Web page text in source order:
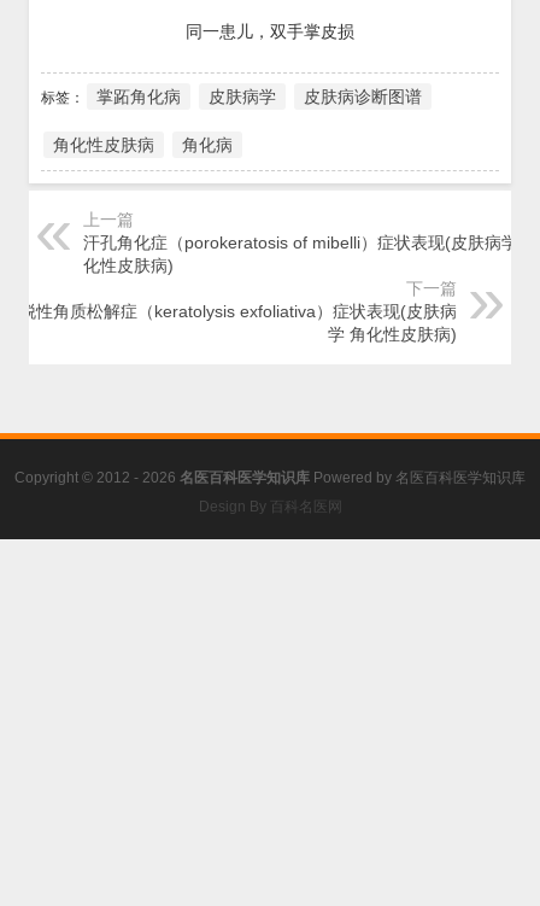
同一患儿，双手掌皮损
标签： 掌跖角化病 皮肤病学 皮肤病诊断图谱
角化性皮肤病 角化病
上一篇
汗孔角化症（porokeratosis of mibelli）症状表现(皮肤病学 角
化性皮肤病)
下一篇
剥脱性角质松解症（keratolysis exfoliativa）症状表现(皮肤病
学 角化性皮肤病)
Copyright © 2012 - 2026 名医百科医学知识库 Powered by 名医百科医学知识库
Design By 百科名医网